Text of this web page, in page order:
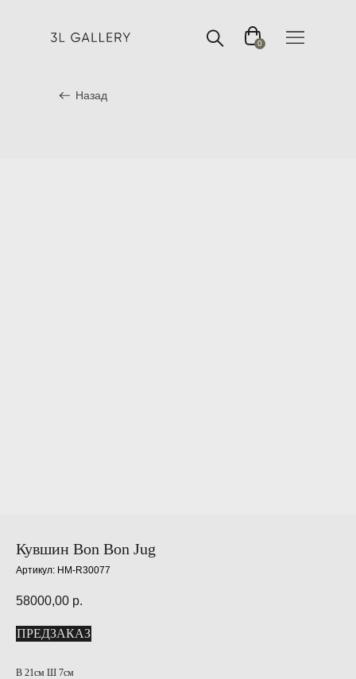
0
Назад
Кувшин Bon Bon Jug
Артикул: HM-R30077
58000,00 р.
ПРЕДЗАКАЗ
В 21см Ш 7см